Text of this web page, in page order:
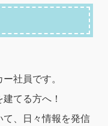
社員です。
てる方へ！
て、日々情報を発信